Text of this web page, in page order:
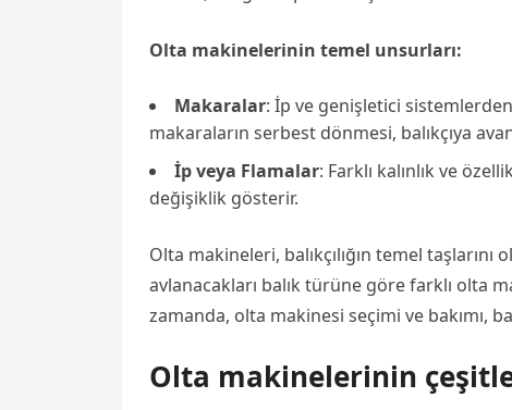
Olta makinelerinin temel unsurları:
Makaralar: İp ve genişletici
makaraların serbest dönmesi, balıkçıya
İp veya Flamalar: Farklı kalınlık ve
değişiklik gösterir.
Olta makineleri, balıkçılığın temel taşlarını
avlanacakları balık türüne göre farklı olta
zamanda, olta makinesi seçimi ve bakımı,
Olta makinelerinin